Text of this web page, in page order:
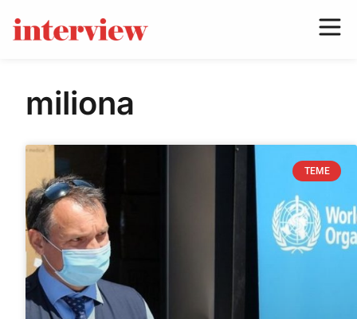
miliona
TEME